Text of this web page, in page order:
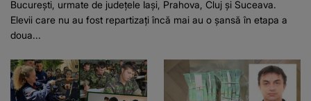
București, urmate de județele Iași, Prahova, Cluj și Suceava.
Elevii care nu au fost repartizați încă mai au o șansă în etapa a
doua...